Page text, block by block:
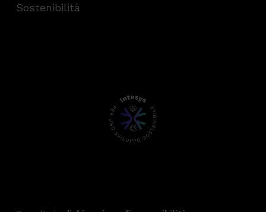
Sostenibilità